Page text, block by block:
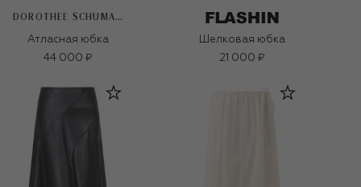
DOROTHEE SCHUMACHER
Атласная юбка
44 000 ₽
Шелковая юбка
21 000 ₽